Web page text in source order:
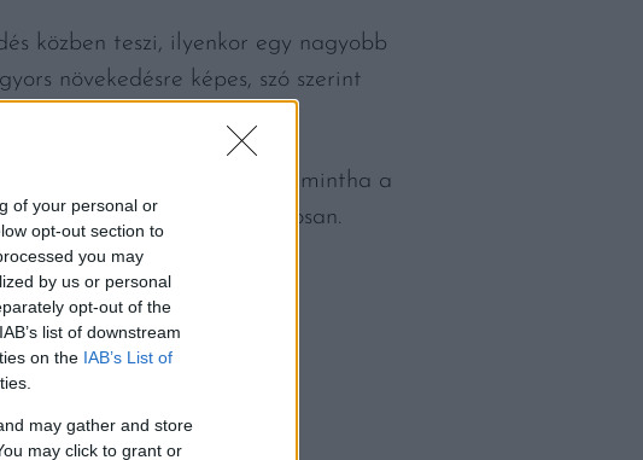
of your personal or
opt-out section to
you may
by us or personal
opt-out of the
list of downstream
on the IAB’s List of
may gather and store
may click to grant or
közben teszi, ilyenkor egy nagyobb
növekedésre képes, szó szerint
olyan érzés fogja el őket, mintha a
is hangzik ez egészen pontosan.